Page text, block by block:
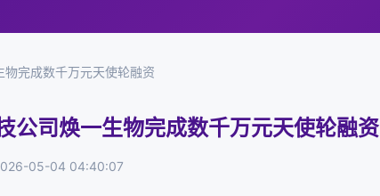
物完成数千万元天使轮融资
公司焕一生物完成数千万元天使轮融资
05-04 04:40:07